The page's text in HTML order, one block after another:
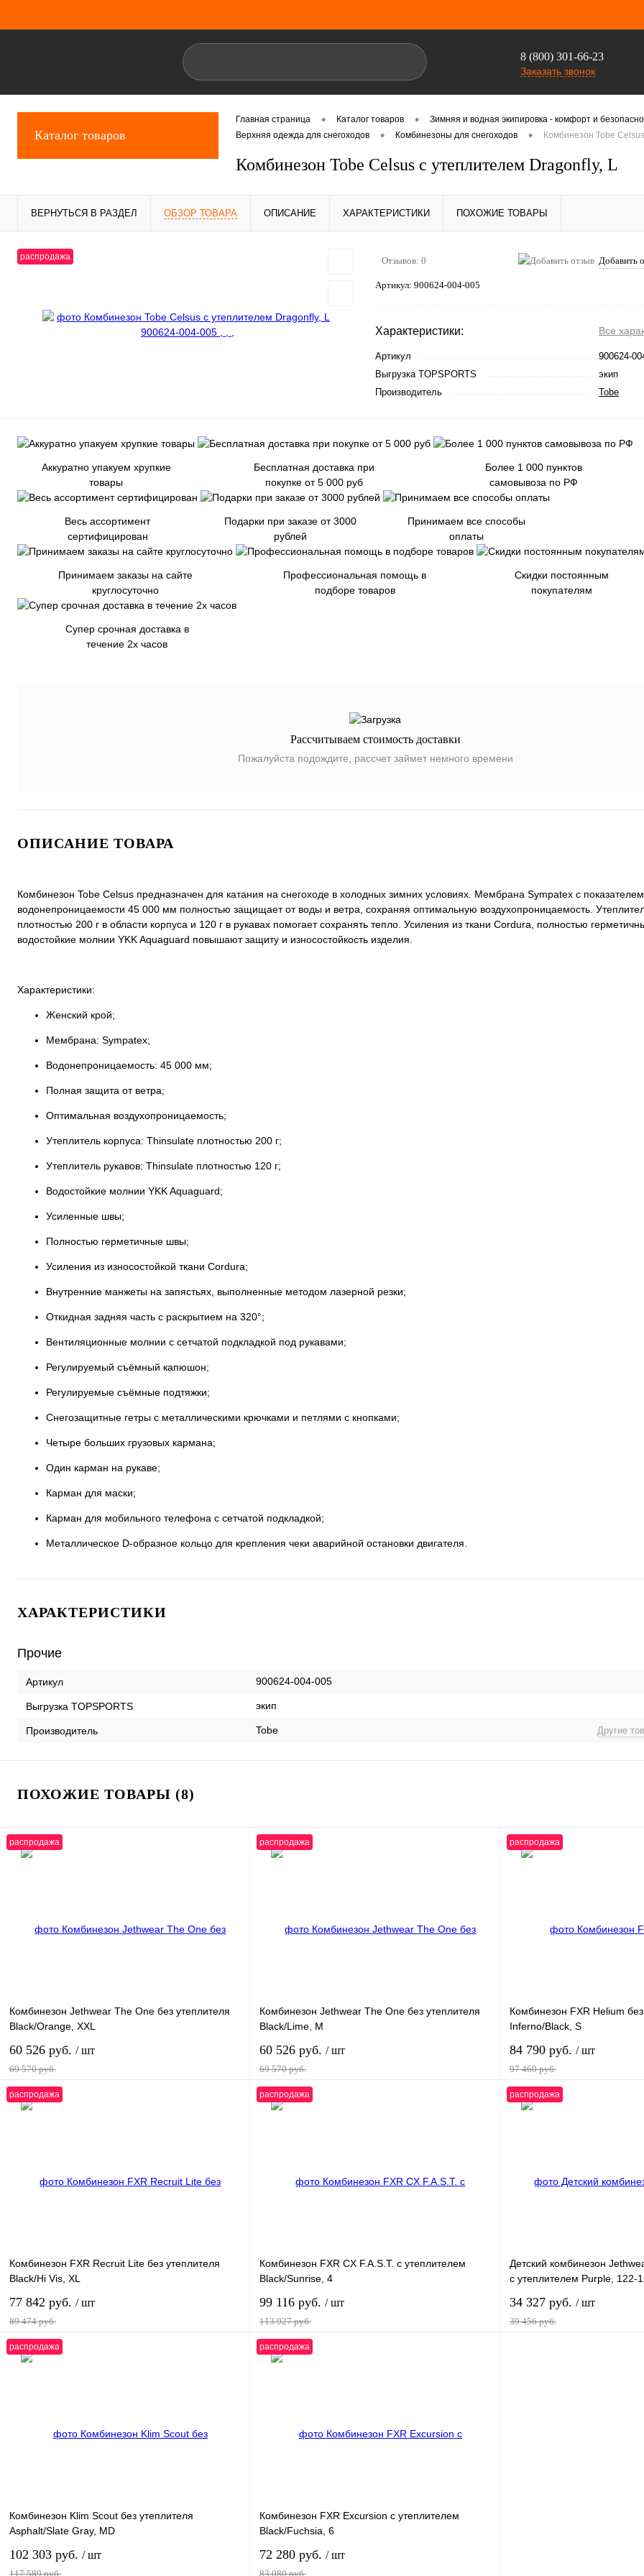
8 (800) 301-66-23
Заказать звонок
Каталог товаров
Главная страница • Каталог товаров •
Зимняя и водная экипировка - комфорт и
Верхняя одежда для снегоходов
• Комбинезоны для снегоходов • Комбинезон Tobe
Комбинезон Tobe Celsus с утеплителем Dragonfly, L
ВЕРНУТЬСЯ В РАЗДЕЛ ОБЗОР ТОВАРА ОПИСАНИЕ ХАРАКТЕРИСТИКИ ПОХОЖИЕ ТОВАРЫ
распродажа Отзывов: 0 Добавить
Артикул: 900624-004-005
Характеристики: Все
Артикул
900624-
Выгрузка TOPSPORTS
экип
Производитель
Tobe
Аккуратно упакуем хрупкие
товары
Бесплатная доставка при
покупке от 5 000 руб
Более 1 000 пунктов
самовывоза по РФ
Весь ассортимент
сертифицирован
Подарки при заказе от 3000
рублей
Принимаем все способы
оплаты
Принимаем заказы на сайте
круглосуточно
Профессиональная помощь в
подборе товаров
Скидки постоянным
покупателям
Супер срочная доставка в
течение 2х часов
Рассчитываем стоимость доставки
Пожалуйста подождите, рассчет займет немного времени
ОПИСАНИЕ ТОВАРА
Комбинезон Tobe Celsus предназначен для катания на снегоходе в холодных зимних условиях. Мембрана Sympatex с показателем
водонепроницаемости 45 000 мм полностью защищает от воды и ветра, сохраняя оптимальную воздухопроницаемость.
плотностью 200 г в области корпуса и 120 г в рукавах помогает сохранять тепло. Усиления из ткани Cordura, полностью
водостойкие молнии YKK Aquaguard повышают защиту и износостойкость изделия.
Характеристики:
Женский крой;
Мембрана: Sympatex;
Водонепроницаемость: 45 000 мм;
Полная защита от ветра;
Оптимальная воздухопроницаемость;
Утеплитель корпуса: Thinsulate плотностью 200 г;
Утеплитель рукавов: Thinsulate плотностью 120 г;
Водостойкие молнии YKK Aquaguard;
Усиленные швы;
Полностью герметичные швы;
Усиления из износостойкой ткани Cordura;
Внутренние манжеты на запястьях, выполненные методом лазерной резки;
Откидная задняя часть с раскрытием на 320°;
Вентиляционные молнии с сетчатой подкладкой под рукавами;
Регулируемый съёмный капюшон;
Регулируемые съёмные подтяжки;
Снегозащитные гетры с металлическими крючками и петлями с кнопками;
Четыре больших грузовых кармана;
Один карман на рукаве;
Карман для маски;
Карман для мобильного телефона с сетчатой подкладкой;
Металлическое D-образное кольцо для крепления чеки аварийной остановки двигателя.
ХАРАКТЕРИСТИКИ
Прочие
Артикул 900624-004-005
Выгрузка TOPSPORTS экип
Производитель Tobe Другие
ПОХОЖИЕ ТОВАРЫ (8)
распродажа
Комбинезон Jethwear The One без утеплителя
Black/Orange, XXL
60 526 руб. / шт
69 570 руб.
наличии
распродажа
Комбинезон Jethwear The One без утеплителя
Black/Lime, M
60 526 руб. / шт
69 570 руб.
наличии
распродажа
Комбинезон FXR Helium
Inferno/Black, S
84 790 руб. / шт
97 460 руб.
распродажа
Комбинезон FXR Recruit Lite без утеплителя
Black/Hi Vis, XL
77 842 руб. / шт
89 474 руб.
наличии
распродажа
Комбинезон FXR CX F.A.S.T. с утеплителем
Black/Sunrise, 4
99 116 руб. / шт
113 927 руб.
наличии
распродажа
Детский комбинезон
с утеплителем Purple, 122-
34 327 руб. / шт
39 456 руб.
распродажа
Комбинезон Klim Scout без утеплителя
Asphalt/Slate Gray, MD
102 303 руб. / шт
117 589 руб.
распродажа
Комбинезон FXR Excursion с утеплителем
Black/Fuchsia, 6
72 280 руб. / шт
83 080 руб.